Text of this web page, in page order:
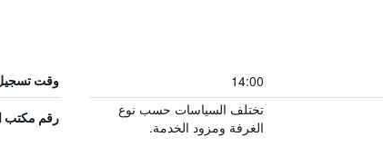
14:00 وقت تسجيل
تختلف السياسات حسب نوع
الغرفة ومزود الخدمة.
رقم مكتب